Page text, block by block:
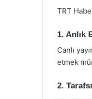
TRT
1. Anlık
Canlı
etmek
2.